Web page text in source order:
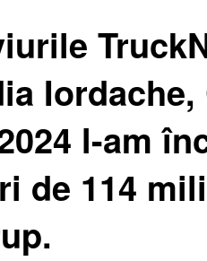
Iordache,
l-am
de 114